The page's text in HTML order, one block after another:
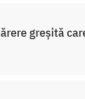
greșită